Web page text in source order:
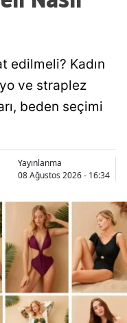
edilmeli? Kadın
ve straplez
beden seçimi
Yayınlanma
08 Ağustos 2026 - 16:34